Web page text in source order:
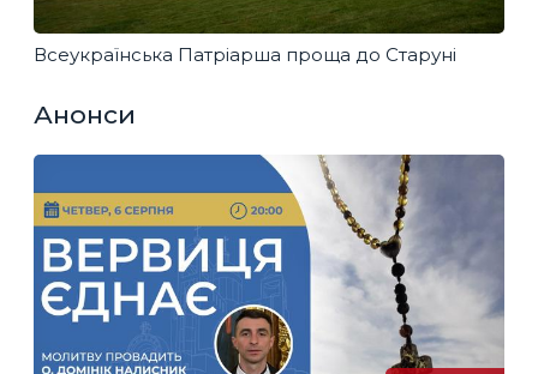
Всеукраїнська Патріарша проща до Старуні
Анонси